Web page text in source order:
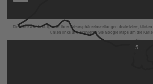
Die Karte wurde aufgrund Ihrer Privatsphäreeinstellungen deaktiviert,
unten links und aktivieren Sie Google Maps um die
5